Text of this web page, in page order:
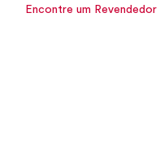
Encontre um Revendedor